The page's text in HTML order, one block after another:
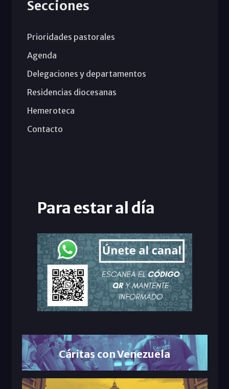
Secciones
Prioridades pastorales
Agenda
Delegaciones y departamentos
Residencias diocesanas
Hemeroteca
Contacto
Para estar al día
Cáritas con Venezuela